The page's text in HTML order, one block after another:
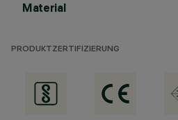
Material
PRODUKTZERTIFIZIERUNG